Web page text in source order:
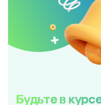
Будьте в